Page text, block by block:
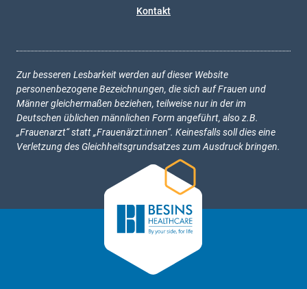
Kontakt
Zur besseren Lesbarkeit werden auf dieser Website
personenbezogene Bezeichnungen, die sich auf Frauen und
Männer gleichermaßen beziehen, teilweise nur in der im
Deutschen üblichen männlichen Form angeführt, also z.B.
„Frauenarzt“ statt „Frauenärzt:innen“. Keinesfalls soll dies eine
Verletzung des Gleichheitsgrundsatzes zum Ausdruck bringen.